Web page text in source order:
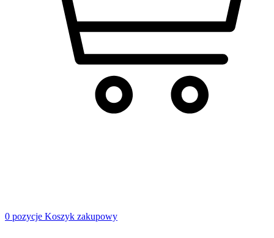
0 pozycje Koszyk zakupowy